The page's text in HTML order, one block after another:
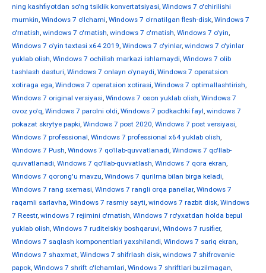
ning kashfiyotdan so'ng tsiklik konvertatsiyasi, Windows 7 o'chirilishi
mumkin, Windows 7 o'lchami, Windows 7 o'rnatilgan flesh-disk, Windows 7
o'rnatish, windows 7 o'rnatish, windows 7 o'rnatish, Windows 7 o'yin,
Windows 7 o'yin taxtasi x64 2019, Windows 7 o'yinlar, windows 7 o'yinlar
yuklab olish, Windows 7 ochilish markazi ishlamaydi, Windows 7 olib
tashlash dasturi, Windows 7 onlayn o'ynaydi, Windows 7 operatsion
xotiraga ega, Windows 7 operatsion xotirasi, Windows 7 optimallashtirish,
Windows 7 original versiyasi, Windows 7 oson yuklab olish, Windows 7
ovoz yo'q, Windows 7 parolni oldi, Windows 7 podkachki fayl, windows 7
pokazat skrytye papki, Windows 7 post 2020, Windows 7 post versiyasi,
Windows 7 professional, Windows 7 professional x64 yuklab olish,
Windows 7 Push, Windows 7 qo'llab-quvvatlanadi, Windows 7 qo'llab-
quvvatlanadi, Windows 7 qo'llab-quvvatlash, Windows 7 qora ekran,
Windows 7 qorong'u mavzu, Windows 7 qurilma bilan birga keladi,
Windows 7 rang sxemasi, Windows 7 rangli orqa panellar, Windows 7
raqamli sarlavha, Windows 7 rasmiy sayti, windows 7 razbit disk, Windows
7 Reestr, windows 7 rejimini o'rnatish, Windows 7 ro'yxatdan holda bepul
yuklab olish, Windows 7 ruditelskiy boshqaruvi, Windows 7 rusifier,
Windows 7 saqlash komponentlari yaxshilandi, Windows 7 sariq ekran,
Windows 7 shaxmat, Windows 7 shifrlash disk, windows 7 shifrovanie
papok, Windows 7 shrift o'lchamlari, Windows 7 shriftlari buzilmagan,